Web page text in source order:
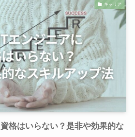
キャリア
格はいらない？是非や効果的な